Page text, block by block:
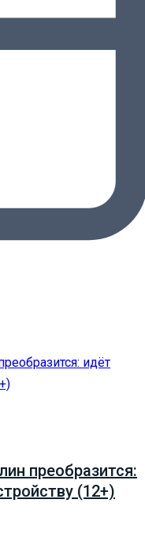
преобразится:
(12+)